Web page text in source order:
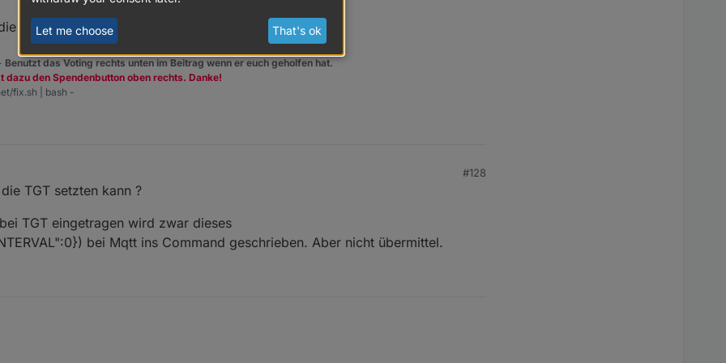
Verarbeitung durch den Adapter.
Benutzt das Voting rechts unten im Beitrag wenn er euch geholfen hat.
dazu den Spendenbutton oben rechts. Danke!
fix.sh | bash -
#128
TGT setzten kann ?
TGT eingetragen wird zwar dieses
bei Mqtt ins Command geschrieben. Aber nicht übermittel.
Let me choose That's ok